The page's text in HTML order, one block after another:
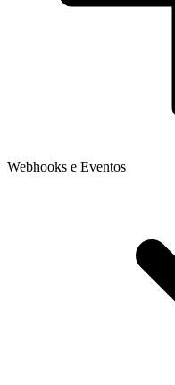
Webhooks e Eventos